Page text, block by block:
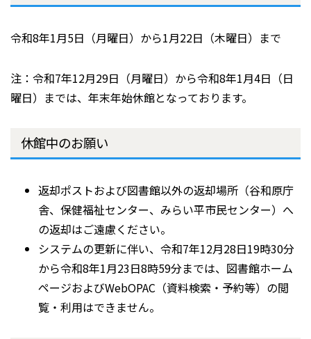
令和8年1月5日（月曜日）から1月22日（木曜日）まで
注：令和7年12月29日（月曜日）から令和8年1月4日（日
曜日）までは、年末年始休館となっております。
休館中のお願い
返却ポストおよび図書館以外の返却場所（谷和原庁
舎、保健福祉センター、みらい平市民センター）へ
の返却はご遠慮ください。
システムの更新に伴い、令和7年12月28日19時30分
から令和8年1月23日8時59分までは、図書館ホーム
ページおよびWebOPAC（資料検索・予約等）の閲
覧・利用はできません。